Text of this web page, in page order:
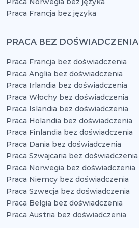
Praca Francja bez języka
PRACA BEZ DOŚWIADCZENIA
Praca Francja bez doświadczenia
Praca Anglia bez doświadczenia
Praca Irlandia bez doświadczenia
Praca Włochy bez doświadczenia
Praca Islandia bez doświadczenia
Praca Holandia bez doświadczenia
Praca Finlandia bez doświadczenia
Praca Dania bez doświadczenia
Praca Szwajcaria bez doświadczenia
Praca Norwegia bez doświadczenia
Praca Niemcy bez doświadczenia
Praca Szwecja bez doświadczenia
Praca Belgia bez doświadczenia
Praca Austria bez doświadczenia